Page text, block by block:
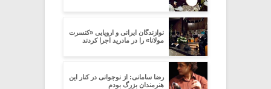
نوازندگان ایرانی و اروپایی «کنسرت
مولانا» را در مادرید اجرا کردند
رضا سامانی: از نوجوانی در کنار این
هنرمندان بزرگ بودم